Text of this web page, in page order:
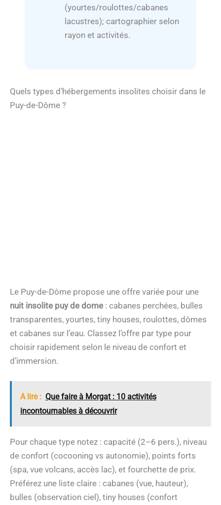
(yourtes/roulottes/cabanes
lacustres); cartographier selon
rayon et activités.
Quels types d’hébergements insolites choisir dans le
Puy-de-Dôme ?
Le Puy-de-Dôme propose une offre variée pour une
nuit insolite puy de dome : cabanes perchées, bulles
transparentes, yourtes, tiny houses, roulottes, dômes
et cabanes sur l’eau. Classez l’offre par type pour
choisir rapidement selon le niveau de confort et
d’immersion.
A lire : Que faire à Morgat : 10 activités
incontournables à découvrir
Pour chaque type notez : capacité (2–6 pers.), niveau
de confort (cocooning vs autonomie), points forts
(spa, vue volcans, accès lac), et fourchette de prix.
Préférez une liste claire : cabanes (vue, hauteur),
bulles (observation ciel), tiny houses (confort